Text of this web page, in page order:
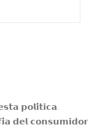
𝗽𝗼𝗹𝗶́𝘁𝗶𝗰𝗮.
𝗱𝗲𝗹 𝗰𝗼𝗻𝘀𝘂𝗺𝗶𝗱𝗼𝗿